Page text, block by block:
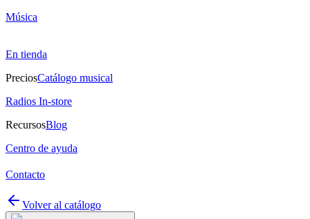
Música
En tienda
PreciosCatálogo musical
Radios In-store
RecursosBlog
Centro de ayuda
Contacto
Volver al catálogo